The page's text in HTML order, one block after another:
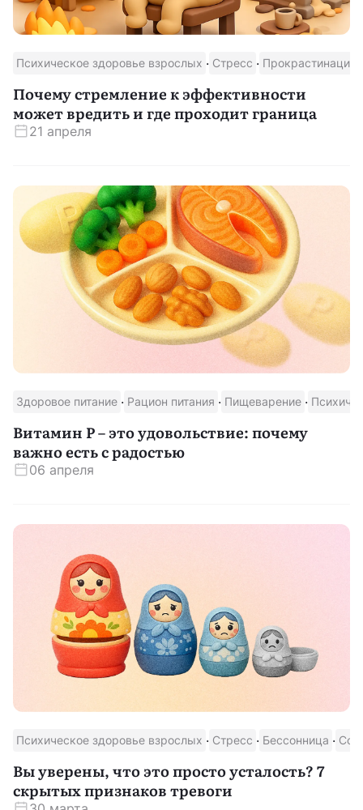
Психическое здоровье взрослых · Стресс · Прокрастинация
Почему стремление к эффективности
может вредить и где проходит граница
21 апреля
Здоровое питание · Рацион питания · Пищеварение ·
Витамин P – это удовольствие: почему
важно есть с радостью
06 апреля
Психическое здоровье взрослых · Стресс · Бессонница · Сон
Вы уверены, что это просто усталость? 7
скрытых признаков тревоги